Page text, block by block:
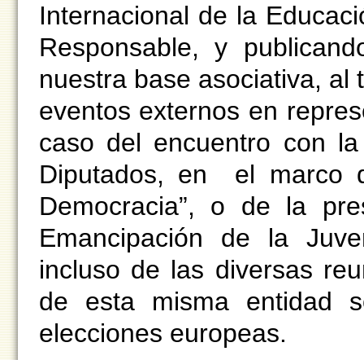
Internacional de la
Responsable, y
nuestra base asociativa,
eventos externos en
caso del encuentro con
Diputados, en el marco
Democracia”, o de la
Emancipación de la
incluso de las diversas
de esta misma entidad
elecciones europeas.